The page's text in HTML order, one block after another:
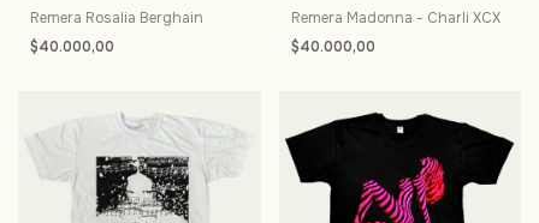
Remera Rosalia Berghain
$40.000,00
Remera Madonna - Charli XCX
$40.000,00